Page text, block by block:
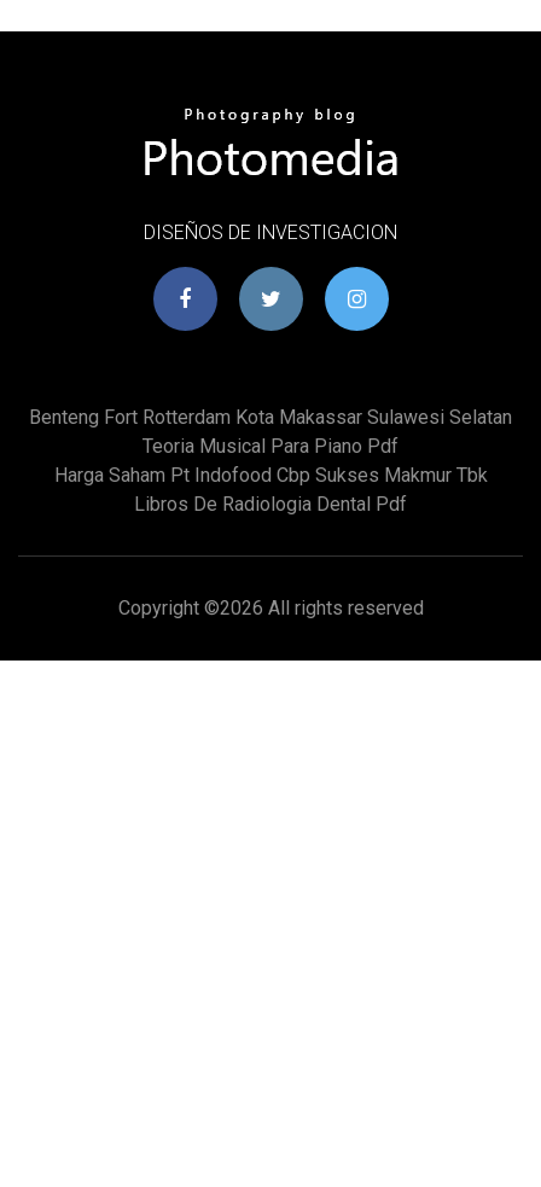
DISEÑOS DE INVESTIGACION
Benteng Fort Rotterdam Kota Makassar Sulawesi Selatan
Teoria Musical Para Piano Pdf
Harga Saham Pt Indofood Cbp Sukses Makmur Tbk
Libros De Radiologia Dental Pdf
Copyright ©2026 All rights reserved